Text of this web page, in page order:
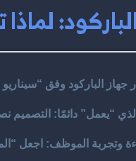
جهاز الباركود وفق
“يعمل” دائمًا: التصميم
وتجربة الموظف: اجعل